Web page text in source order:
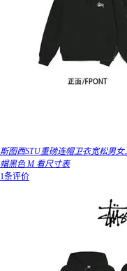
斯图西STU重磅连帽卫衣宽松男
帽黑色 M 看尺寸表
1条评价